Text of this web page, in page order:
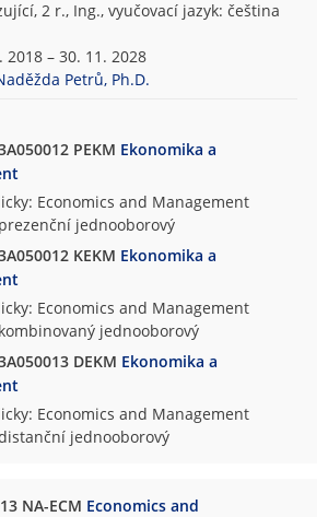
2 r., Ing., vyučovací jazyk: čeština
– 30. 11. 2028
Petrů, Ph.D.
PEKM Ekonomika a
Economics and Management
jednooborový
KEKM Ekonomika a
Economics and Management
jednooborový
DEKM Ekonomika a
Economics and Management
jednooborový
NA-ECM Economics and